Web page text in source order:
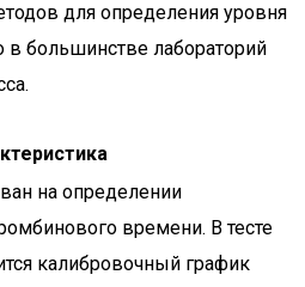
для определения уровня
в большинстве лабораторий
на определении
времени. В тесте
калибровочный график